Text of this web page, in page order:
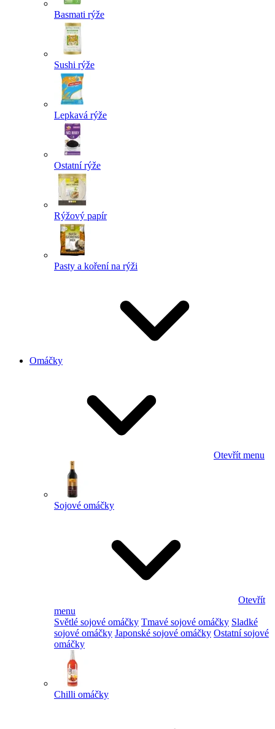
Basmati rýže
Sushi rýže
Lepkavá rýže
Ostatní rýže
Rýžový papír
Pasty a koření na rýži
Omáčky
Otevřít menu
Sojové omáčky
Otevřít
menu
Světlé sojové omáčky Tmavé sojové omáčky Sladké
sojové omáčky Japonské sojové omáčky Ostatní sojové
omáčky
Chilli omáčky